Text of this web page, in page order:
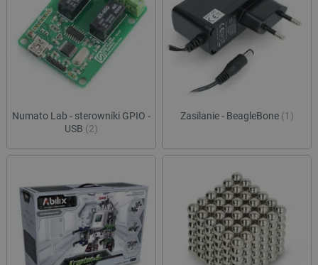
Numato Lab - sterowniki GPIO -
USB (2)
Zasilanie - BeagleBone (1)